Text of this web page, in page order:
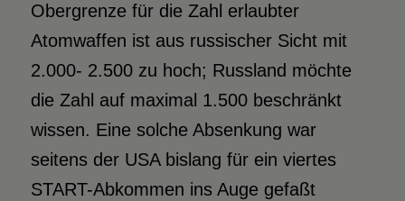
Obergrenze für die Zahl erlaubter
Atomwaffen ist aus russischer Sicht mit
2.000- 2.500 zu hoch; Russland möchte
die Zahl auf maximal 1.500 beschränkt
wissen. Eine solche Absenkung war
seitens der USA bislang für ein viertes
START-Abkommen ins Auge gefaßt